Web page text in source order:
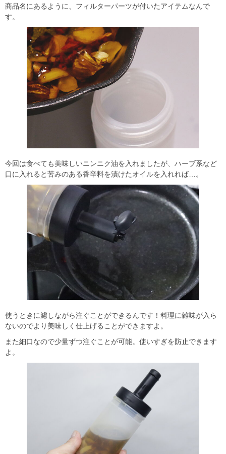
商品名にあるように、フィルターパーツが付いたアイテムなんで
す。
今回は食べても美味しいニンニク油を入れましたが、ハーブ系など
口に入れると苦みのある香辛料を漬けたオイルを入れれば…。
使うときに濾しながら注ぐことができるんです！料理に雑味が入ら
ないのでより美味しく仕上げることができますよ。
また細口なので少量ずつ注ぐことが可能。使いすぎを防止できます
よ。